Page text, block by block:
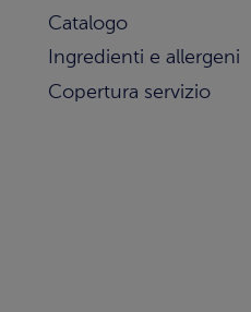
Catalogo
Ingredienti e allergeni
Copertura servizio